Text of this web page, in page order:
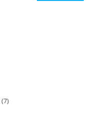
7